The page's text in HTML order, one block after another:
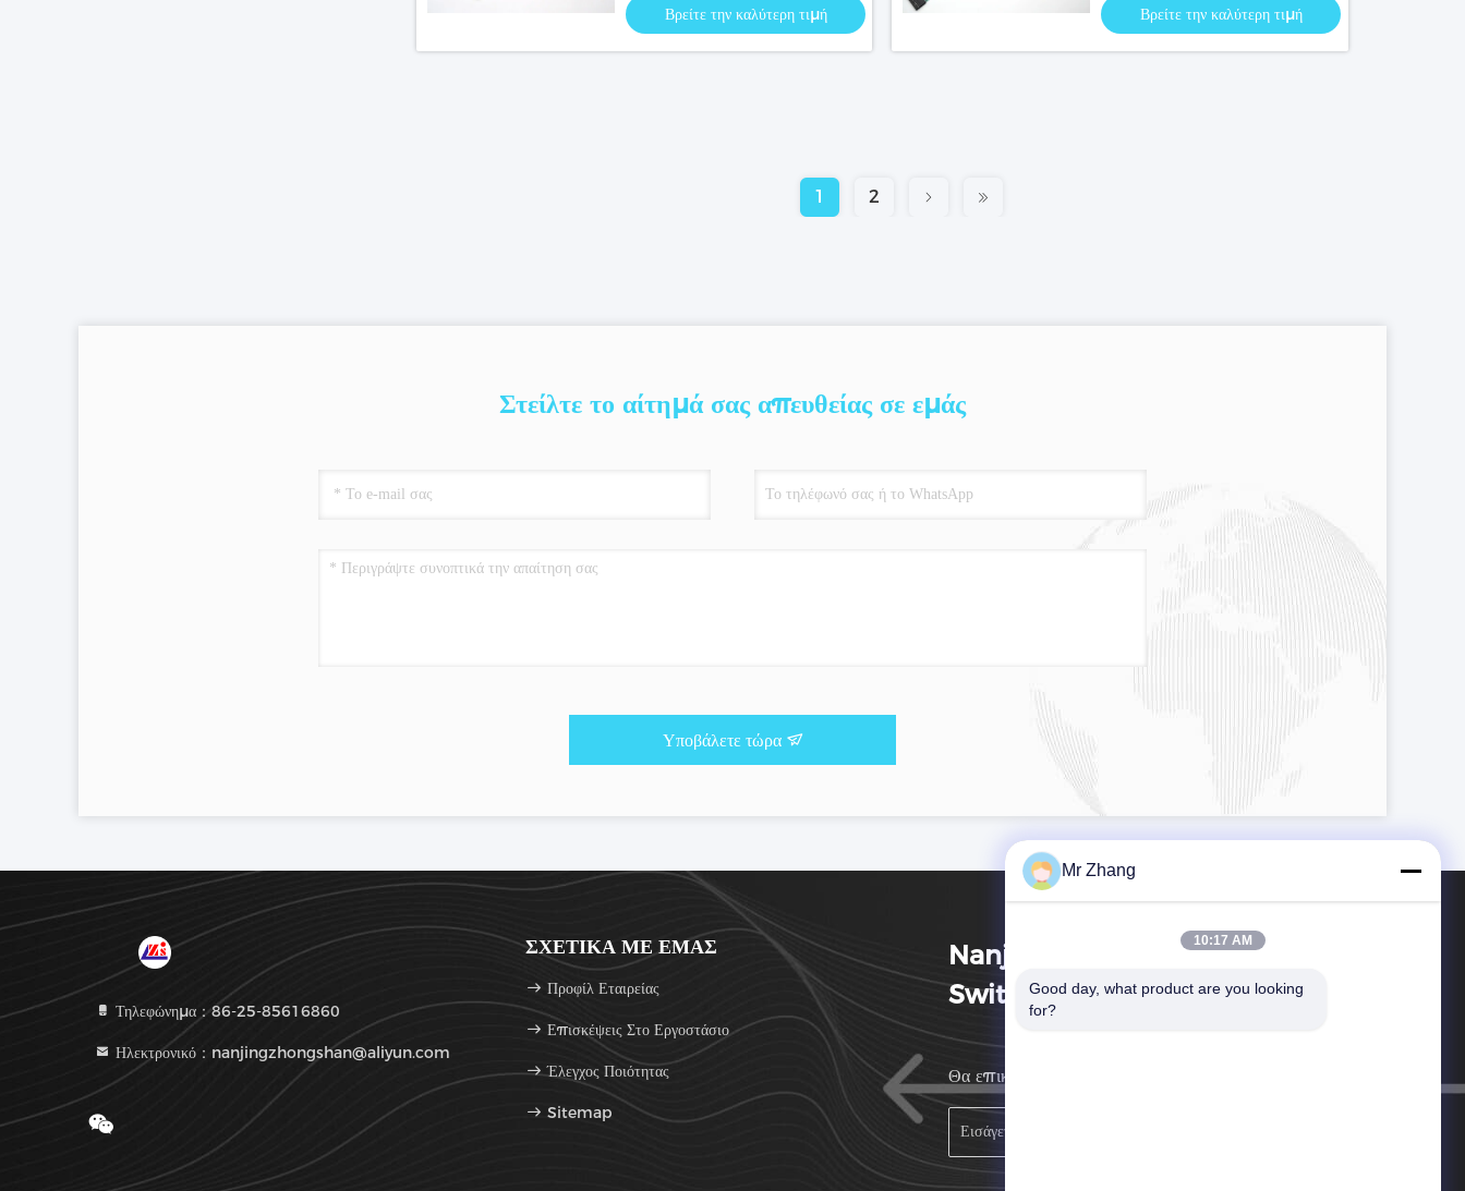
Βρείτε την καλύτερη τιμή Βρείτε την καλύτερη τιμή
1 2
Στείλτε το αίτημά σας απευθείας σε εμάς
Υποβάλετε τώρα
Τηλεφώνημα：86-25-85616860
Ηλεκτρονικό：nanjingzhongshan@aliyun.com
ΣΧΕΤΙΚΆ ΜΕ ΕΜΆΣ
Προφίλ Εταιρείας
Επισκέψεις Στο Εργοστάσιο
Έλεγχος Ποιότητας
Sitemap
Nanjing Zhongshan Membrane
Switch Co., Ltd.
Θα επικοινωνήσουμε μαζί σας το συντομότερο δυνατόν.
Mr Zhang
10:17 AM
Good day, what product are you looking
for?